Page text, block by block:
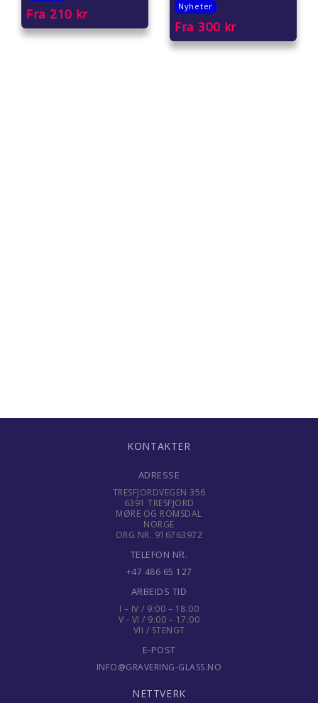
Fra 210 kr Nyheter
Fra 300 kr
KONTAKTER
ADRESSE
TRESFJORDVEGEN 356
6391 TRESFJORD
MØRE OG ROMSDAL
NORGE
ORG.NR. 916763972
TELEFON NR.
+47 486 65 127
ARBEIDS TID
I – IV / 9:00 – 18:00
V - VI / 9:00 – 17:00
VII / STENGT
E-POST
INFO@GRAVERING-GLASS.NO
NETTVERK